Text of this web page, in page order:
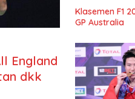
England
dkk
Klasemen F1
GP Australia